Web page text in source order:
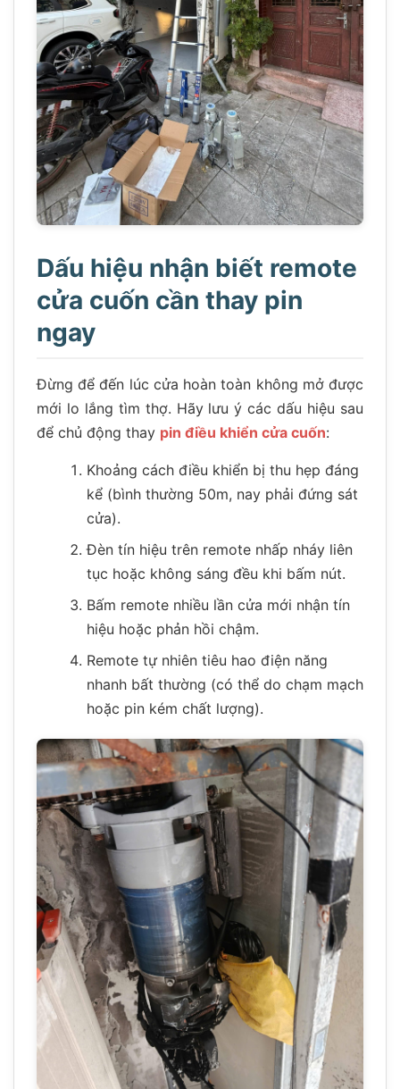
Dấu hiệu nhận biết remote
cửa cuốn cần thay pin
ngay
Đừng để đến lúc cửa hoàn toàn không mở được
mới lo lắng tìm thợ. Hãy lưu ý các dấu hiệu sau
để chủ động thay pin điều khiển cửa cuốn:
Khoảng cách điều khiển bị thu hẹp đáng
kể (bình thường 50m, nay phải đứng sát
cửa).
Đèn tín hiệu trên remote nhấp nháy liên
tục hoặc không sáng đều khi bấm nút.
Bấm remote nhiều lần cửa mới nhận tín
hiệu hoặc phản hồi chậm.
Remote tự nhiên tiêu hao điện năng
nhanh bất thường (có thể do chạm mạch
hoặc pin kém chất lượng).